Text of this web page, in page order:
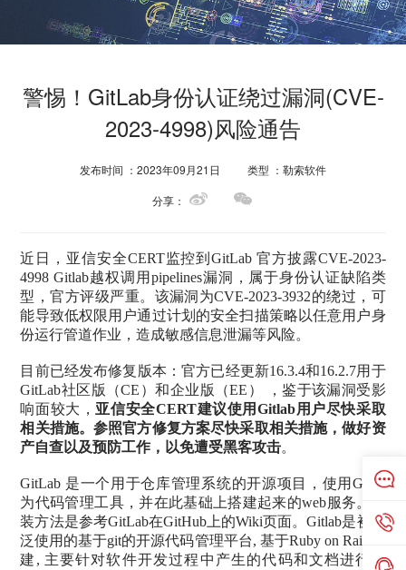
警惕！GitLab身份认证绕过漏洞(CVE-
2023-4998)风险通告
发布时间 ：2023年09月21日
类型 ：勒索软件
分享：
近日，亚信安全CERT监控到GitLab 官方披露CVE-2023-
4998 Gitlab越权调用pipelines漏洞，属于身份认证缺陷类
型，官方评级严重。该漏洞为CVE-2023-3932的绕过，可
能导致低权限用户通过计划的安全扫描策略以任意用户身
份运行管道作业，造成敏感信息泄漏等风险。
目前已经发布修复版本：官方已经更新16.3.4和16.2.7用于
GitLab社区版（CE）和企业版（EE） ，鉴于该漏洞受影
响面较大， 亚信安全CERT建议使用Gitlab用户尽快采取
相关措施。参照官方修复方案尽快采取相关措施，做好资
产自查以及预防工作，以免遭受黑客攻击。
GitLab 是一个用于仓库管理系统的开源项目，使用Git作
为代码管理工具，并在此基础上搭建起来的web服务。安
装方法是参考GitLab在GitHub上的Wiki页面。Gitlab是被广
泛使用的基于git的开源代码管理平台, 基于Ruby on Rails构
建, 主要针对软件开发过程中产生的代码和文档进行管